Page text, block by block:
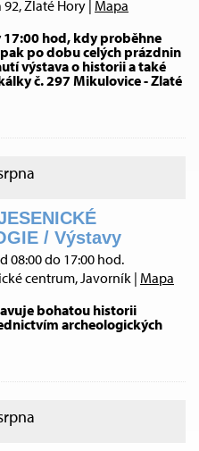
Zlaté Hory | Mapa
17:00 hod, kdy proběhne
po dobu celých prázdnin
výstava o historii a také
č. 297 Mikulovice - Zlaté
/ Výstavy
08:00 do 17:00 hod.
centrum, Javorník | Mapa
bohatou historii
archeologických